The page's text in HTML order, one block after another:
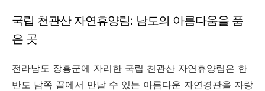
국립 천관산 자연휴양림: 남도의 아름다움을 품
은 곳
전라남도 장흥군에 자리한 국립 천관산 자연휴양림은 한
반도 남쪽 끝에서 만날 수 있는 아름다운 자연경관을 자랑